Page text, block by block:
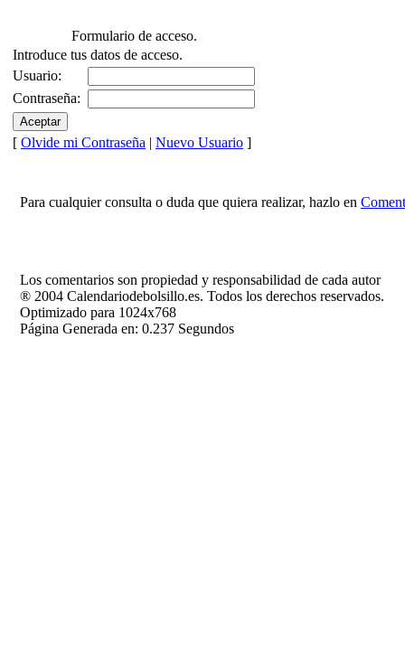
Formulario de acceso.
Introduce tus datos de acceso.
Usuario:
Contraseña:
[ Olvide mi Contraseña | Nuevo Usuario ]
Para cualquier consulta o duda que quiera realizar, hazlo en
Los comentarios son propiedad y responsabilidad de cada autor
® 2004 Calendariodebolsillo.es. Todos los derechos reservados.
Optimizado para 1024x768
Página Generada en: 0.237 Segundos